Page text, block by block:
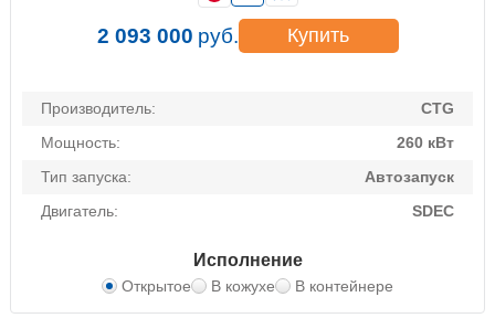
Производитель:
CTG
Мощность:
260 кВт
Тип запуска:
Автозапуск
Двигатель:
SDEC
Исполнение
Открытое В кожухе В контейнере
2 093 000 руб. Купить